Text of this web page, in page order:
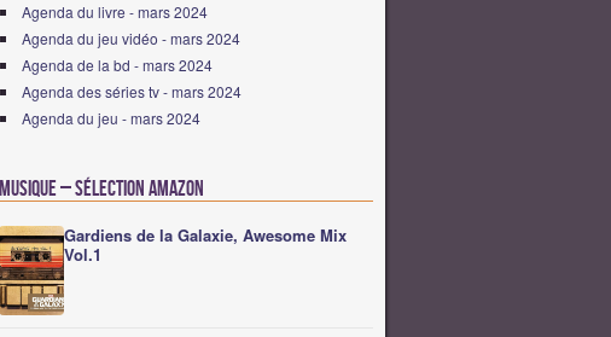
Agenda du livre - mars 2024
Agenda du jeu vidéo - mars 2024
Agenda de la bd - mars 2024
Agenda des séries tv - mars 2024
Agenda du jeu - mars 2024
Musique – Sélection Amazon
Gardiens de la Galaxie, Awesome Mix
Vol.1